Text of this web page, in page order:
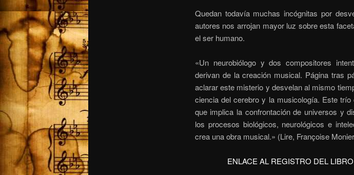
Quedan todavía muchas incógnitas por
autores nos arrojan mayor luz sobre esta
el ser humano.
«Un neurobiólogo y dos compositores
derivan de la creación musical. Página tras
aclarar este misterio y desvelan al mismo
ciencia del cerebro y la musicología. Este
que implica la confrontación de universos y
los procesos biológicos, neurológicos e
crea una obra musical.» (Lire, Françoise
ENLACE AL REGISTRO DEL